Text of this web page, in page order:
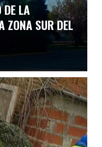
DE LA
ZONA SUR DEL